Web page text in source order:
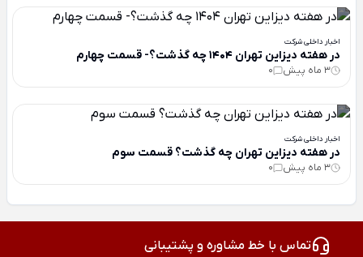
اخبار داخلی شرکت
در هفته دیزاین تهران 1404 چه گذشت؟- قسمت چهارم
3 ماه پیش 0
اخبار داخلی شرکت
در هفته دیزاین تهران چه گذشت؟ قسمت سوم
3 ماه پیش 0
تماس با خط مشاوره و پشتیبانی